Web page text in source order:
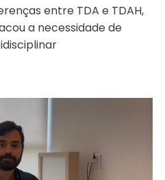
entre TDA e TDAH,
a necessidade de